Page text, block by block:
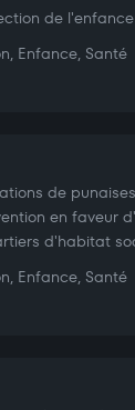
de l'enfance
Enfance, Santé
de
en faveur
d'habitat
Enfance, Santé